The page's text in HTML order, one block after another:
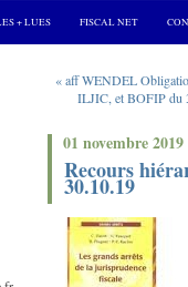
+ LUES FISCAL NET
« aff WENDEL
ILJIC, et BOFIP du
01 novembre 2019
Recours
30.10.19